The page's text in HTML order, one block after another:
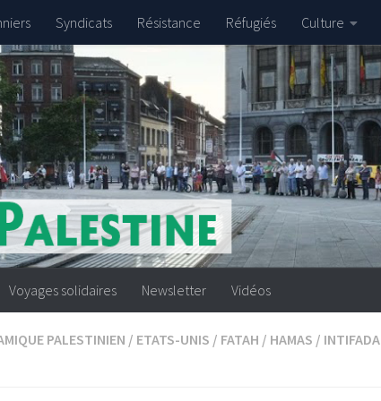
Syndicats Résistance Réfugiés Culture
Voyages solidaires Newsletter Vidéos
PALESTINIEN / ETATS-UNIS / FATAH / HAMAS / INTIFADA